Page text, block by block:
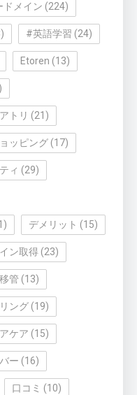
ドメイン (224)
#英語学習 (24)
Etoren (13)
トリ (21)
ッピング (17)
ィ (29)
デメリット (15)
ン取得 (23)
管 (13)
ング (19)
ケア (15)
ー (16)
口コミ (10)